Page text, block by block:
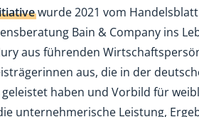
wurde 2021 vom
Bain & Company ins
aus führenden
aus, die in der
haben und Vorbild für
unternehmerische Leistung,